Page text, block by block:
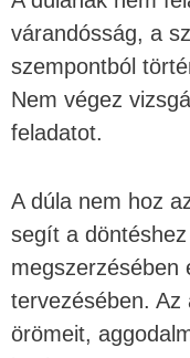
várandósság, a
szempontból
Nem végez
feladatot.
A dúla nem hoz
segít a
megszerzésében
tervezésében. Az
örömeit,